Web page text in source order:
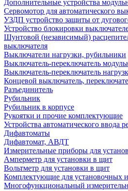
Дополнительные устройства
Сервомотор для автоматического
УЗДП устройство защиты от
Устройство блокировки
Шунтовой (независимый)
выключателя
Выключатели нагрузки, рубильники
Выключатель-переключатель
Выключатель-переключатель
Концевой выключатель,
Разъединитель
Рубильник
Рубильник в корпусе
Рукоятки и прочие комплектующие
Устройства автоматического ввода
Дифавтоматы
Дифавтомат, АВДТ
Измерительные приборы для
Амперметр для установки в щит
Вольтметр для установки в щит
Комплектующие для установочных
Многофункциональный